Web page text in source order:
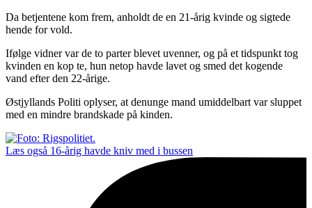
Da betjentene kom frem, anholdt de en 21-årig kvinde og sigtede
hende for vold.
Ifølge vidner var de to parter blevet uvenner, og på et tidspunkt tog
kvinden en kop te, hun netop havde lavet og smed det kogende
vand efter den 22-årige.
Østjyllands Politi oplyser, at denunge mand umiddelbart var sluppet
med en mindre brandskade på kinden.
Læs også 16-årig havde kniv med i bussen